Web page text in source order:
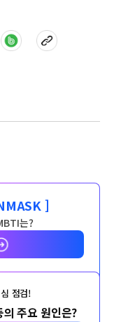
]
는?
점검!
주요 원인은?